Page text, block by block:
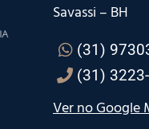
Savassi – BH
(31)
(31)
Ver no Google